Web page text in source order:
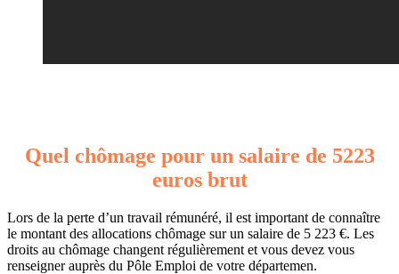
Quel chômage pour un salaire de 5223
euros brut
Lors de la perte d’un travail rémunéré, il est important de connaître
le montant des allocations chômage sur un salaire de 5 223 €. Les
droits au chômage changent régulièrement et vous devez vous
renseigner auprès du Pôle Emploi de votre départemen.